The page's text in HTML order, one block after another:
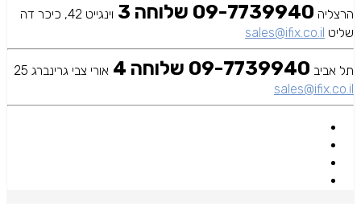
הרצליה 09-7739940 שלוחה 3
וינגייט 42, כיכר דה
שליט sales@ifix.co.il
תל אביב 09-7739940 שלוחה 4
אורי צבי גרינברג 25
sales@ifix.co.il